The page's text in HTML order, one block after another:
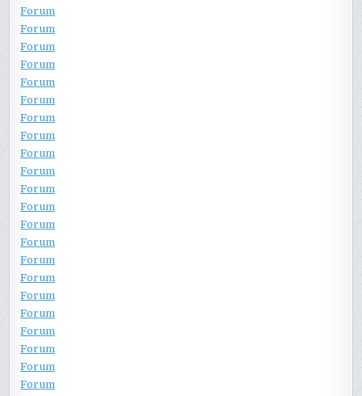
Forum
Forum
Forum
Forum
Forum
Forum
Forum
Forum
Forum
Forum
Forum
Forum
Forum
Forum
Forum
Forum
Forum
Forum
Forum
Forum
Forum
Forum